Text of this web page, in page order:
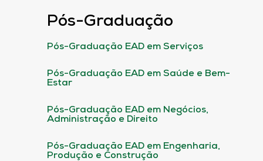
Pós-Graduação
Pós-Graduação EAD em Serviços
Pós-Graduação EAD em Saúde e Bem-
Estar
Pós-Graduação EAD em Negócios,
Administração e Direito
Pós-Graduação EAD em Engenharia,
Produção e Construção